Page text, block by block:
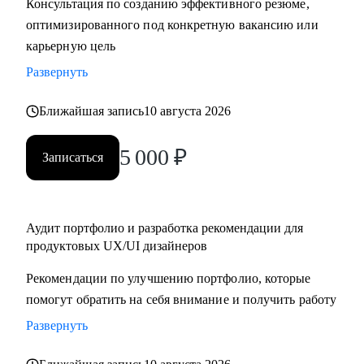
Консультация по созданию эффективного резюме,
оптимизированного под конкретную вакансию или
карьерную цель
Развернуть
Ближайшая запись10 августа 2026
Записаться 5 000 ₽
Аудит портфолио и разработка рекомендации для
продуктовых UX/UI дизайнеров
Рекомендации по улучшению портфолио, которые
помогут обратить на себя внимание и получить работу
Развернуть